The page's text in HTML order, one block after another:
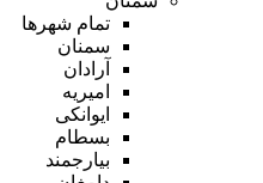
تمام شهر‌ها
سمنان
آرادان
امیریه
ایوانکی
بسطام
بیارجمند